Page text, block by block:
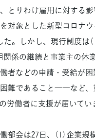
りわけ雇用に対する影
対象とした新型コロナ
。しかし、現行制度は
関係の継続と事業主の休
などの申請・受給が困
難であること――など、
働者に支援が届いてい
会は27日、（1）企業規